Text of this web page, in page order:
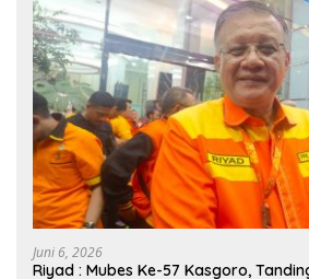
Juni 6, 2026
Riyad : Mubes Ke-57 Kasgoro,